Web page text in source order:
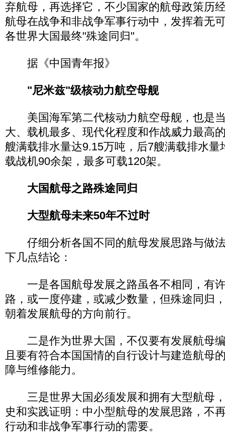
弃航母，再选择它，不少国家的航母政策历
航母在战争和非战争军事行动中，发挥着无
各世界大国最终"殊途同归"。
据《中国青年报》
"尼米兹"级核动力航空母舰
美国海军第二代核动力航空母舰，也是
大、载机最多、现代化程度和作战威力最高
艘满载排水量达9.15万吨，后7艘满载排水量
载战机90余架，最多可载120架。
大国航母之路殊途同归
大型航母未来50年不过时
仔细分析各国不同的航母发展思路与做
下几点结论：
一是各国航母发展之路虽各不相同，有
路，或一度停建，或减少数量，但殊途同归
朝着发展航母的方向前行。
二是作为世界大国，不仅要有发展航母
且要有符合本国国情的自行设计与建造航母
障与维修能力。
三是世界大国必须发展和拥有大型航母
史和实践证明：中小型航母的发展思路，不
行动和非战争军事行动的需要。